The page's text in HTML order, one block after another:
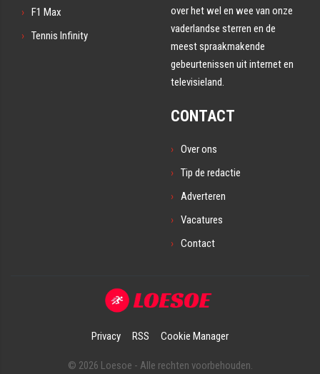
F1 Max
Tennis Infinity
over het wel en wee van onze
vaderlandse sterren en de
meest spraakmakende
gebeurtenissen uit internet en
televisieland.
CONTACT
Over ons
Tip de redactie
Adverteren
Vacatures
Contact
Privacy RSS Cookie Manager
© 2026 Loesoe - Alle rechten voorbehouden.